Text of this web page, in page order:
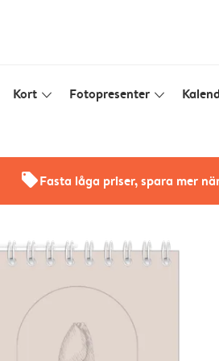
Kort slim_arrow_down Fotopresenter slim_arrow_down
offersFasta låga priser, spara mer